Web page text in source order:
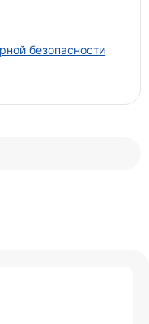
безопасности